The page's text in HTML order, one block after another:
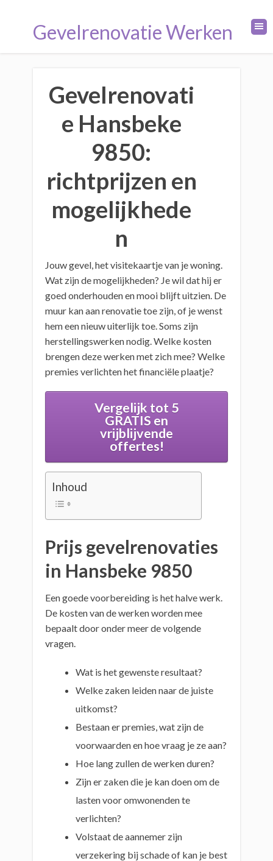
Gevelrenovatie Werken
Gevelrenovati
e Hansbeke
9850:
richtprijzen en
mogelijkhede
n
Jouw gevel, het visitekaartje van je woning.
Wat zijn de mogelijkheden? Je wil dat hij er
goed onderhouden en mooi blijft uitzien. De
muur kan aan renovatie toe zijn, of je wenst
hem een nieuw uiterlijk toe. Soms zijn
herstellingswerken nodig. Welke kosten
brengen deze werken met zich mee? Welke
premies verlichten het financiële plaatje?
Vergelijk tot 5
GRATIS en
vrijblijvende
offertes!
Inhoud
Prijs gevelrenovaties
in Hansbeke 9850
Een goede voorbereiding is het halve werk.
De kosten van de werken worden mee
bepaalt door onder meer de volgende
vragen.
Wat is het gewenste resultaat?
Welke zaken leiden naar de juiste
uitkomst?
Bestaan er premies, wat zijn de
voorwaarden en hoe vraag je ze aan?
Hoe lang zullen de werken duren?
Zijn er zaken die je kan doen om de
lasten voor omwonenden te
verlichten?
Volstaat de aannemer zijn
verzekering bij schade of kan je best